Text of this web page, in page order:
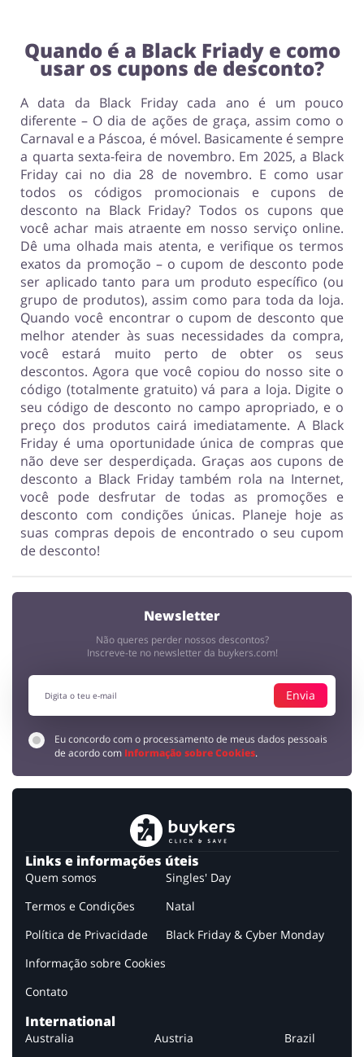
Quando é a Black Friady e como
usar os cupons de desconto?
A data da Black Friday cada ano é um pouco
diferente – O dia de ações de graça, assim como o
Carnaval e a Páscoa, é móvel. Basicamente é sempre
a quarta sexta-feira de novembro. Em 2025, a Black
Friday cai no dia 28 de novembro. E como usar
todos os códigos promocionais e cupons de
desconto na Black Friday? Todos os cupons que
você achar mais atraente em nosso serviço online.
Dê uma olhada mais atenta, e verifique os termos
exatos da promoção – o cupom de desconto pode
ser aplicado tanto para um produto específico (ou
grupo de produtos), assim como para toda da loja.
Quando você encontrar o cupom de desconto que
melhor atender às suas necessidades da compra,
você estará muito perto de obter os seus
descontos. Agora que você copiou do nosso site o
código (totalmente gratuito) vá para a loja. Digite o
seu código de desconto no campo apropriado, e o
preço dos produtos cairá imediatamente. A Black
Friday é uma oportunidade única de compras que
não deve ser desperdiçada. Graças aos cupons de
desconto a Black Friday também rola na Internet,
você pode desfrutar de todas as promoções e
desconto com condições únicas. Planeje hoje as
suas compras depois de encontrado o seu cupom
de desconto!
Newsletter
Não queres perder nossos descontos?
Inscreve-te no newsletter da buykers.com!
Envia
Eu concordo com o processamento de meus dados pessoais
de acordo com Informação sobre Cookies.
Links e informações úteis
Quem somos
Termos e Condições
Política de Privacidade
Informação sobre Cookies
Contato
Singles' Day
Natal
Black Friday & Cyber Monday
International
Australia Austria Brazil
Olá!
Estamos felizes por teres voltado para aproveitar os
melhores descontos da Internet! No entanto, antes
de fazê-lo, gostaríamos de pedir tua atenção. Para
Para proteger sua privacidade e tendo em mente as
alterações introduzidas no regulamento sobre proteção